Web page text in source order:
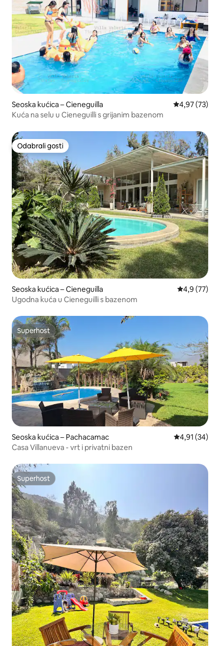
Seoska kućica – Cieneguilla Prosječna
4,97 (73)
Kuća na selu u Cieneguilli s grijanim bazenom
Odabrali gosti
Odabrali gosti
Seoska kućica – Cieneguilla Prosječna
4,9 (77)
Ugodna kuća u Cieneguilli s bazenom
Superhost
Superhost
Seoska kućica – Pachacamac Prosječna
4,91 (34)
Casa Villanueva - vrt i privatni bazen
Superhost
Superhost